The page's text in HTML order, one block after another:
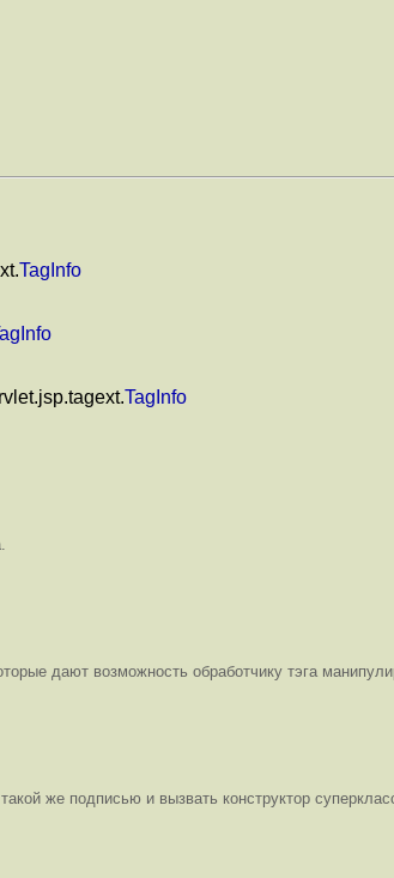
TagInfo
TagInfo
дают возможность обработчику тэга
же подписью и вызвать конструктор